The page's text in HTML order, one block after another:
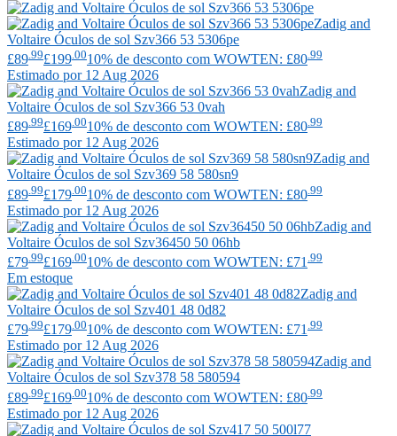
Zadig and
Voltaire Óculos de sol Szv366 53 5306pe
£89 .99£199 .0010% de desconto com WOWTEN: £80 .99
Estimado por 12 Aug 2026
Zadig and
Voltaire Óculos de sol Szv366 53 0vah
£89.99£169.0010% de desconto com WOWTEN: £80.99
Estimado por 12 Aug 2026
Zadig and
Voltaire Óculos de sol Szv369 58 580sn9
£89 .99£179 .0010% de desconto com WOWTEN: £80 .99
Estimado por 12 Aug 2026
Zadig and
Voltaire Óculos de sol Szv36450 50 06hb
£79 .99£169 .0010% de desconto com WOWTEN: £71 .99
Em estoque
Zadig and
Voltaire Óculos de sol Szv401 48 0d82
£79.99£179.0010% de desconto com WOWTEN: £71 .99
Estimado por 12 Aug 2026
Zadig and
Voltaire Óculos de sol Szv378 58 580594
£89 .99£169 .0010% de desconto com WOWTEN: £80 .99
Estimado por 12 Aug 2026